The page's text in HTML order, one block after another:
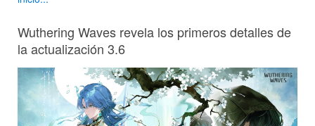
Wuthering Waves revela los primeros detalles de
la actualización 3.6